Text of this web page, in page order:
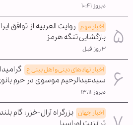
دیروز ۱۰:۴۱
اخبار مهم روایت العربیه از توافق
بازگشایی تنگه هرمز
۳ روز قبل
اخبار نهادهای دینی و اهل بیتی ع
سیدعبدالرحیم موسوی در حرم
دیروز ۱۳:۱۱
اخبار جهان بزرگراه آرال-خزر؛ گام